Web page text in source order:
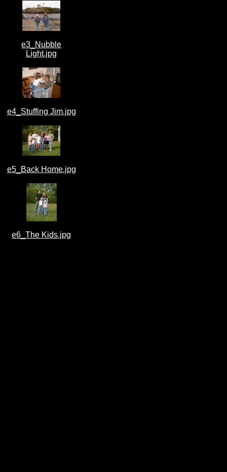
e3_Nubble
Light.jpg
e4_Stuffing Jim.jpg
e5_Back Home.jpg
e6_The Kids.jpg